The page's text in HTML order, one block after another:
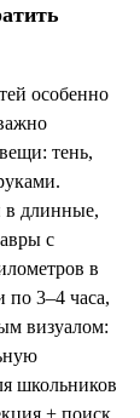
особенно
тень,
в длинные,
с
в
по 3–4 часа,
визуалом:
школьников
+ поиск